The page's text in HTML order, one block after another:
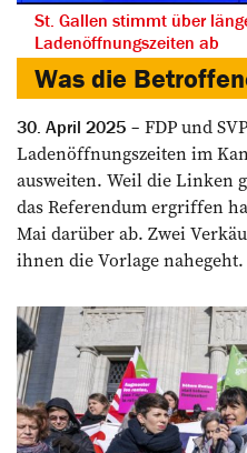
St. Gallen stimmt über
Ladenöffnungszeiten ab
Was die
30. April 2025
FDP und
Ladenöffnungszeiten im
ausweiten. Weil die Linken
das Referendum ergriffen
Mai darüber ab. Zwei
ihnen die Vorlage nahegeht.